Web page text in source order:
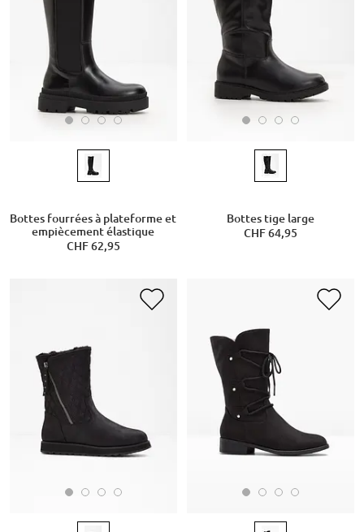
Bottes fourrées à plateforme et
empiècement élastique
CHF 62,95
Bottes tige large
CHF 64,95